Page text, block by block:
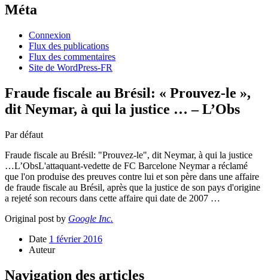
Méta
Connexion
Flux des publications
Flux des commentaires
Site de WordPress-FR
Fraude fiscale au Brésil: « Prouvez-le »,
dit Neymar, à qui la justice … – L’Obs
Par défaut
Fraude fiscale au Brésil: "Prouvez-le", dit Neymar, à qui la justice
…L’ObsL'attaquant-vedette de FC Barcelone Neymar a réclamé
que l'on produise des preuves contre lui et son père dans une affaire
de fraude fiscale au Brésil, après que la justice de son pays d'origine
a rejeté son recours dans cette affaire qui date de 2007 …
Original post by Google Inc.
Date 1 février 2016
Auteur
Navigation des articles